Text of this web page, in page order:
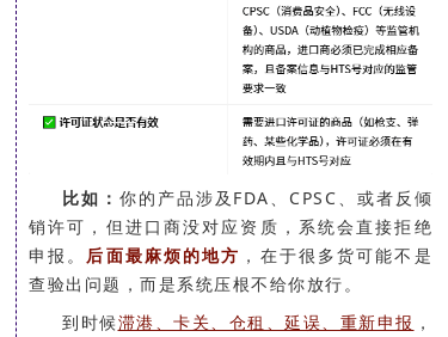
比如： 你的产品涉及FDA、CPSC、或者反倾
销许可，但进口商没对应资质，系统会直接拒绝
申报。 后面最麻烦的地方 ，在于很多货可能不是
查验出问题，而是系统压根不给你放行。
到时候滞港、卡关、仓租、延误、重新申报 ，